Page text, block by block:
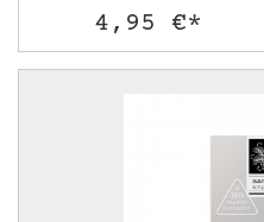
4,95 €*